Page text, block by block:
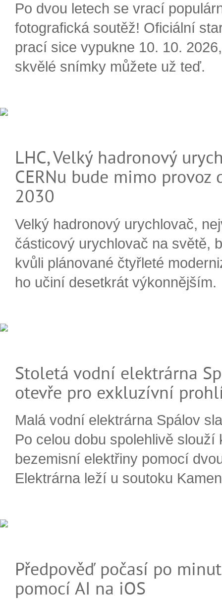
Po dvou letech se vrací
fotografická soutěž! Oficiální
prací sice vypukne 10. 10.
skvělé snímky můžete už teď.
LHC, Velký hadronový
CERNu bude mimo provoz
2030
Velký hadronový urychlovač,
částicový urychlovač na světě,
kvůli plánované čtyřleté
ho učiní desetkrát výkonnějším.
Stoletá vodní elektrárna
otevře pro exkluzívní
Malá vodní elektrárna Spálov
Po celou dobu spolehlivě slouží
bezemisní elektřiny pomocí
Elektrárna leží u soutoku
Předpověď počasí po
pomocí AI na iOS